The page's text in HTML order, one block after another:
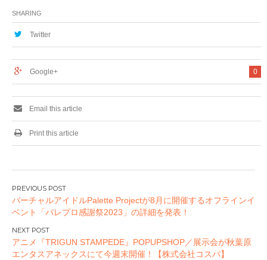
ミリオンライブ！』
コラボ開催のお知ら
せ
ト」の衣装をモチー
SHARING
Twitter
0
Google+
Email this article
Print this article
投
稿
ナ
ビ
ゲ
バーチャルアイドルPalette Projectが8月に開催するオフラインイ
ベント「パレプロ感謝祭2023」の詳細を発表！
アニメ『TRIGUN STAMPEDE』POPUPSHOP／展示会が秋葉原
エンタスアネックスにて今週末開催！【株式会社コスパ】